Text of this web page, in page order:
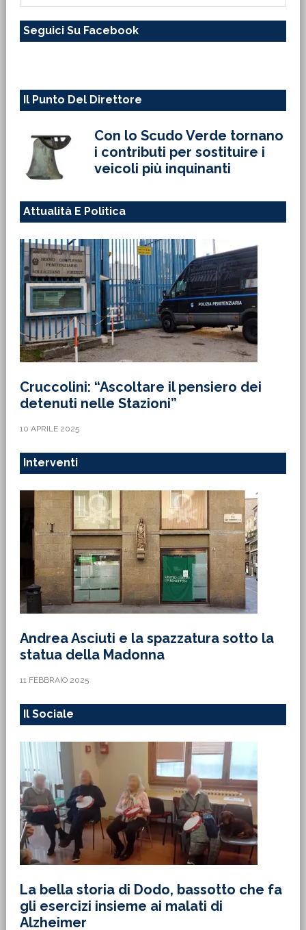
sito
Seguici Su Facebook
Il Punto Del Direttore
Con lo Scudo Verde tornano
i contributi per sostituire i
veicoli più inquinanti
Attualità E Politica
Cruccolini: “Ascoltare il pensiero dei
detenuti nelle Stazioni”
10 APRILE 2025
Interventi
Andrea Asciuti e la spazzatura sotto la
statua della Madonna
11 FEBBRAIO 2025
Il Sociale
La bella storia di Dodo, bassotto che fa
gli esercizi insieme ai malati di
Alzheimer